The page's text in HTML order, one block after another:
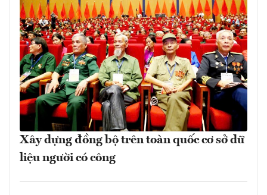
Xây dựng đồng bộ trên toàn quốc cơ sở dữ
liệu người có công